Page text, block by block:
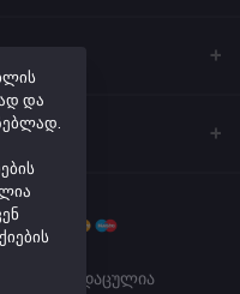
უფლება დაცულია
და